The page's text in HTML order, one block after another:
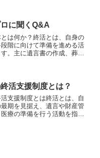
す。終活を考え...
に聞くQ&A
は何か？終活とは、自身の
段階に向けて準備を進める活
。主に遺言書の作成、葬儀
家族や周囲に...
活支援制度とは？
支援制度とは終活とは、自
期を見据え、遺言や財産管
療の準備を行う活動を指し